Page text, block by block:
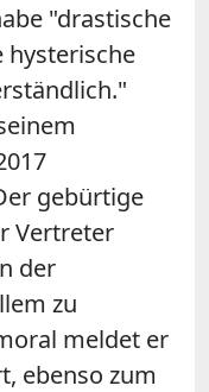
"drastische
hysterische
gebürtige
Vertreter
der
zu
meldet er
ebenso zum